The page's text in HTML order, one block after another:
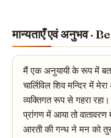
मान्यताएँ एवं अनुभव ·
मैं एक अनुयायी के रूप में
चार्लिविल शिव मन्दिर में
व्यक्तिगत रूप से गहरा
प्रांगण में आया तो
आरती की गन्ध ने मन को